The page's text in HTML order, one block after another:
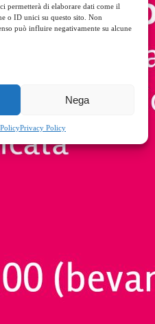
permetterà di elaborare dati come il
o ID unici su questo sito. Non
può influire negativamente su alcune
Nega
Privacy Policy